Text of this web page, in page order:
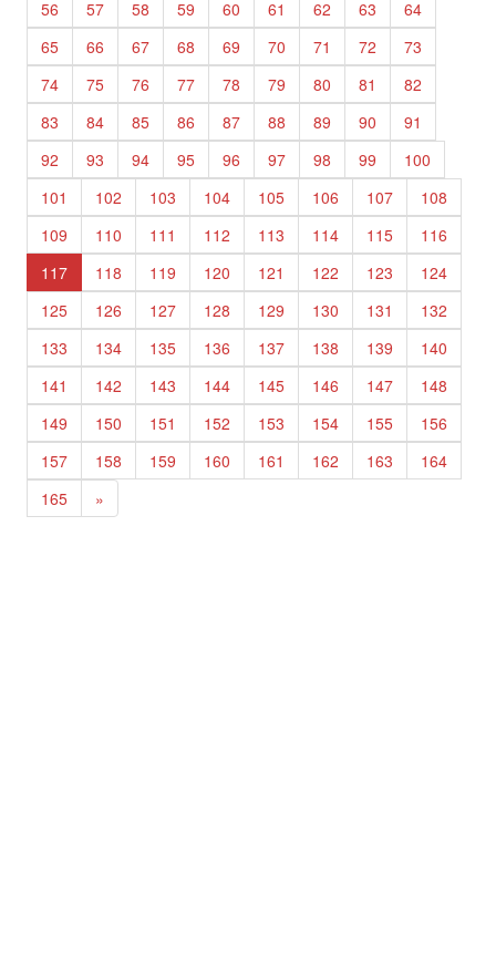
56
57 58 59 60 61 62 63
64
65
66 67 68 69 70 71 72
73
74
75 76 77 78 79 80 81
82
83
84 85 86 87 88 89 90
91
92
93 94 95 96 97 98 99
100
101
102 103 104 105 106 107
108
109
110 111 112 113 114 115
116
117
118 119 120 121 122 123
124
125
126 127 128 129 130 131
132
133
134 135 136 137 138 139
140
141
142 143 144 145 146 147
148
149
150 151 152 153 154 155
156
157
158 159 160 161 162 163
164
165
»